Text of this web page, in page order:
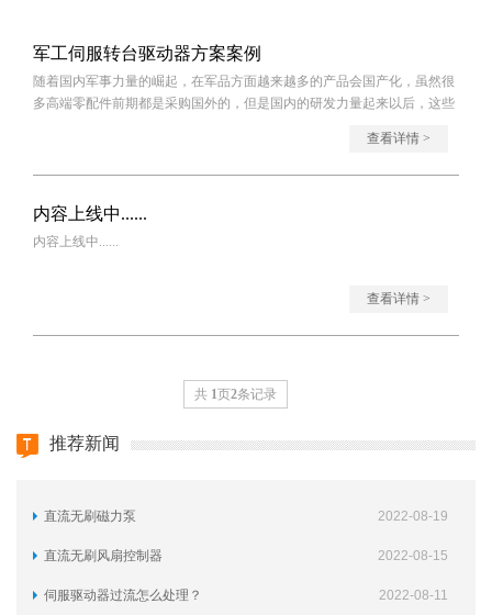
军工伺服转台驱动器方案案例
随着国内军事力量的崛起，在军品方面越来越多的产品会国产化，虽然很
多高端零配件前期都是采购国外的，但是国内的研发力量起来以后，这些
查看详情 >
内容上线中......
内容上线中......
查看详情 >
共 1页2条记录
推荐新闻
2022-08-19
直流无刷磁力泵
2022-08-15
直流无刷风扇控制器
2022-08-11
伺服驱动器过流怎么处理？